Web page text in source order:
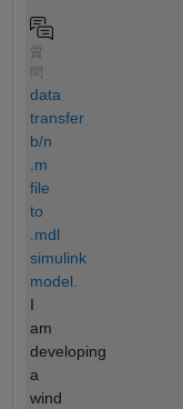
質
data
transfer
b/n
.m
file
to
.mdl
simulink
model.
I
am
developing
a
wind